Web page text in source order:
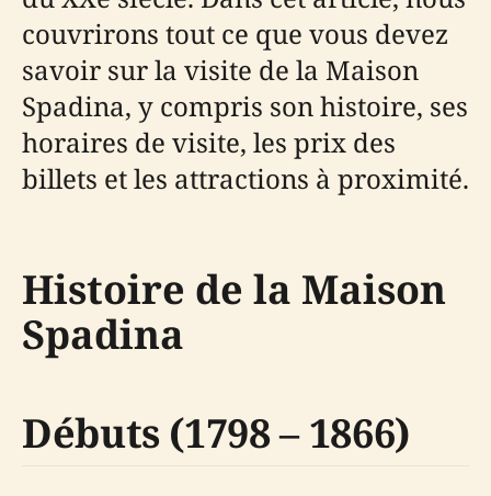
couvrirons tout ce que vous devez
savoir sur la visite de la Maison
Spadina, y compris son histoire, ses
horaires de visite, les prix des
billets et les attractions à proximité.
Histoire de la Maison
Spadina
Débuts (1798 – 1866)